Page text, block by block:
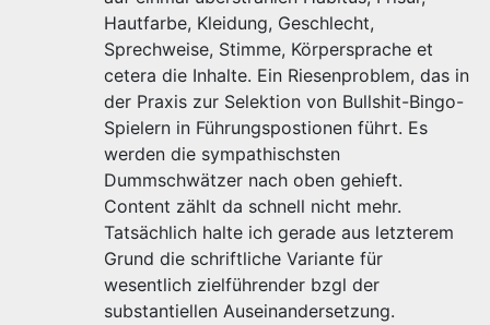
Hautfarbe, Kleidung, Geschlecht,
Sprechweise, Stimme, Körpersprache et
cetera die Inhalte. Ein Riesenproblem, das in
der Praxis zur Selektion von Bullshit-Bingo-
Spielern in Führungspostionen führt. Es
werden die sympathischsten
Dummschwätzer nach oben gehieft.
Content zählt da schnell nicht mehr.
Tatsächlich halte ich gerade aus letzterem
Grund die schriftliche Variante für
wesentlich zielführender bzgl der
substantiellen Auseinandersetzung.